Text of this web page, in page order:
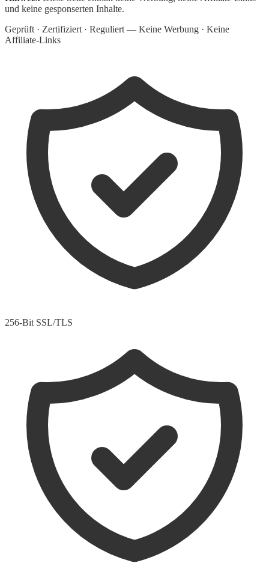
und keine gesponserten Inhalte.
Geprüft · Zertifiziert · Reguliert — Keine Werbung · Keine
Affiliate-Links
256-Bit SSL/TLS